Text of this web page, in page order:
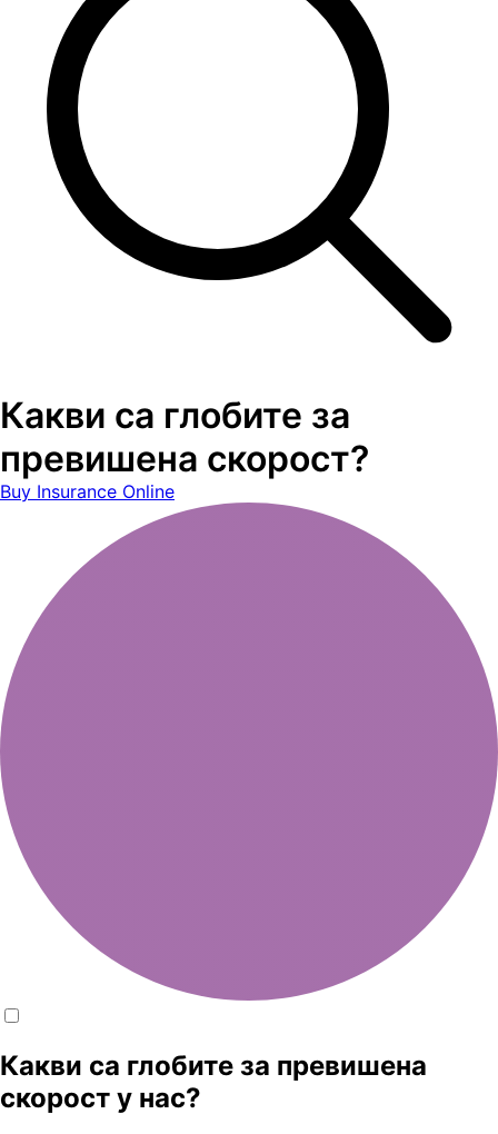
Какви са глобите за
превишена скорост?
Buy Insurance Online
Какви са глобите за превишена
скорост у нас?